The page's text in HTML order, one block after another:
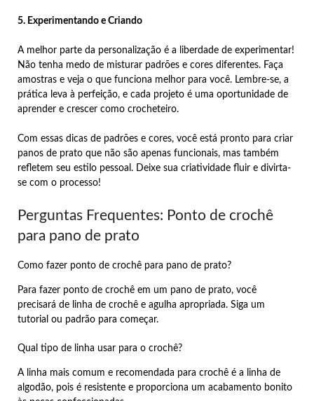
5. Experimentando e Criando
A melhor parte da personalização é a liberdade de experimentar!
Não tenha medo de misturar padrões e cores diferentes. Faça
amostras e veja o que funciona melhor para você. Lembre-se, a
prática leva à perfeição, e cada projeto é uma oportunidade de
aprender e crescer como crocheteiro.
Com essas dicas de padrões e cores, você está pronto para criar
panos de prato que não são apenas funcionais, mas também
refletem seu estilo pessoal. Deixe sua criatividade fluir e divirta-
se com o processo!
Perguntas Frequentes: Ponto de crochê
para pano de prato
Como fazer ponto de crochê para pano de prato?
Para fazer ponto de crochê em um pano de prato, você
precisará de linha de crochê e agulha apropriada. Siga um
tutorial ou padrão para começar.
Qual tipo de linha usar para o crochê?
A linha mais comum e recomendada para crochê é a linha de
algodão, pois é resistente e proporciona um acabamento bonito